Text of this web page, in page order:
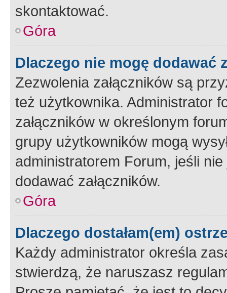
skontaktować.
Góra
Dlaczego nie mogę dodawać
Zezwolenia załączników są
też użytkownika. Administrator
załączników w określonym
grupy użytkowników mogą
administratorem Forum, jeśli
dodawać załączników.
Góra
Dlaczego dostałam(em)
Każdy administrator określa
stwierdzą, że naruszasz